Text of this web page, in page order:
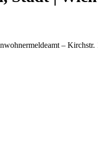
– Kirchstr.